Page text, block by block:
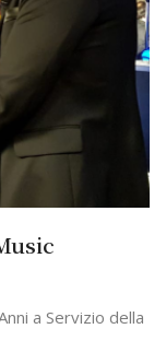
a Servizio della